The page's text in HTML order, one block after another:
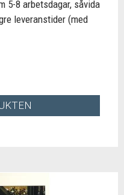
5-8 arbetsdagar, såvida
leveranstider (med